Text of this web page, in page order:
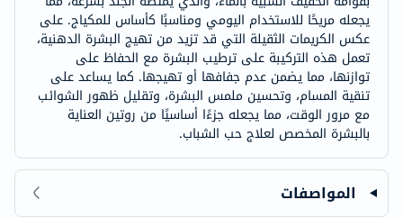
يجعله مريحًا للاستخدام اليومي ومناسبًا كأساس للمكياج. على
عكس الكريمات الثقيلة التي قد تزيد من تهيج البشرة الدهنية،
تعمل هذه التركيبة على ترطيب البشرة مع الحفاظ على
توازنها، مما يضمن عدم جفافها أو تهيجها. كما يساعد على
تنقية المسام، وتحسين ملمس البشرة، وتقليل ظهور الشوائب
مع مرور الوقت، مما يجعله جزءًا أساسيًا من روتين العناية
بالبشرة المخصص لعلاج حب الشباب.
المواصفات